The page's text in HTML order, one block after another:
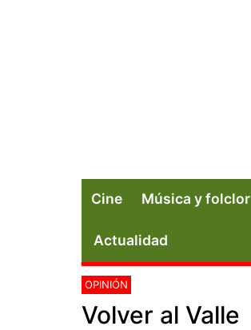
Cine Música y folclor
Actualidad
OPINIÓN
Volver al Valle